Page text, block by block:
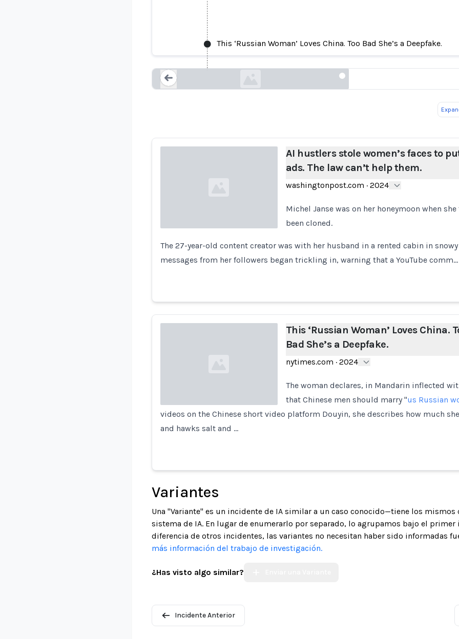
This ‘Russian Woman’ Loves China. Too Bad She’s a Deepfake.
Loading...
AI hustlers stole women’s faces to put in ads. The law
AI hustlers stole women’s faces to
ads. The law can’t help them.
washingtonpost.com · 2024
Michel Janse was on her honeymoon when
been cloned.
The 27-year-old content creator was with her husband in a rented cabin in
messages from her followers began trickling in, warning that a YouTube comm…
This ‘Russian Woman’ Loves China.
Bad She’s a Deepfake.
nytimes.com · 2024
The woman declares, in Mandarin inflected
that Chinese men should marry "us Russian
videos on the Chinese short video platform Douyin, she describes how much
and hawks salt and …
Variantes
Una "Variante" es un incidente de IA similar a un caso conocido—tiene los mismos
sistema de IA. En lugar de enumerarlo por separado, lo agrupamos bajo el
diferencia de otros incidentes, las variantes no necesitan haber sido informadas
más información del trabajo de investigación.
¿Has visto algo similar?
Incidente Anterior